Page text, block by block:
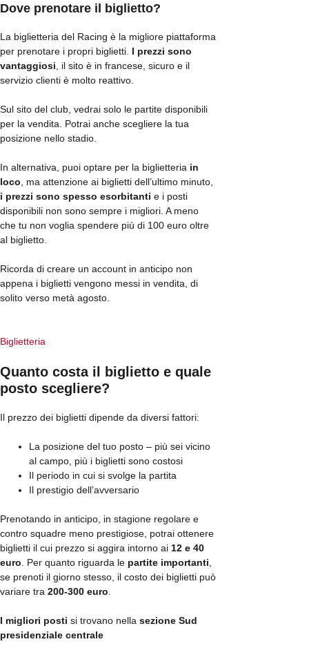
Dove prenotare il biglietto?
La biglietteria del Racing è la migliore piattaforma
per prenotare i propri biglietti. I prezzi sono
vantaggiosi , il sito è in francese, sicuro e il
servizio clienti è molto reattivo.
Sul sito del club, vedrai solo le partite disponibili
per la vendita. Potrai anche scegliere la tua
posizione nello stadio.
In alternativa, puoi optare per la biglietteria in
loco , ma attenzione ai biglietti dell’ultimo minuto,
i prezzi sono spesso esorbitanti e i posti
disponibili non sono sempre i migliori. A meno
che tu non voglia spendere più di 100 euro oltre
al biglietto.
Ricorda di creare un account in anticipo non
appena i biglietti vengono messi in vendita, di
solito verso metà agosto.
Biglietteria
Quanto costa il biglietto e quale
posto scegliere?
Il prezzo dei biglietti dipende da diversi fattori:
La posizione del tuo posto – più sei vicino
al campo, più i biglietti sono costosi
Il periodo in cui si svolge la partita
Il prestigio dell’avversario
Prenotando in anticipo, in stagione regolare e
contro squadre meno prestigiose, potrai ottenere
biglietti il cui prezzo si aggira intorno ai 12 e 40
euro . Per quanto riguarda le partite importanti
se prenoti il giorno stesso, il costo dei biglietti può
variare tra 200-300 euro
I migliori posti si trovano nella sezione Sud
presidenziale centrale